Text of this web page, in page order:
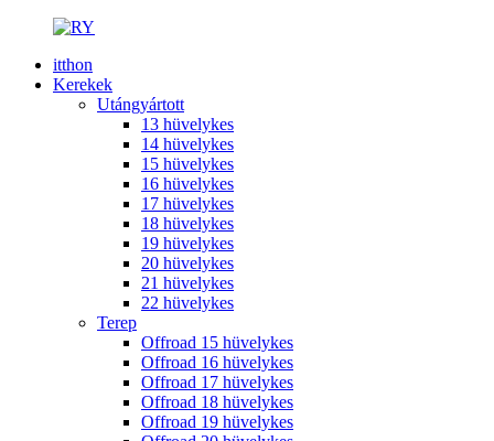
itthon
Kerekek
Utángyártott
13 hüvelykes
14 hüvelykes
15 hüvelykes
16 hüvelykes
17 hüvelykes
18 hüvelykes
19 hüvelykes
20 hüvelykes
21 hüvelykes
22 hüvelykes
Terep
Offroad 15 hüvelykes
Offroad 16 hüvelykes
Offroad 17 hüvelykes
Offroad 18 hüvelykes
Offroad 19 hüvelykes